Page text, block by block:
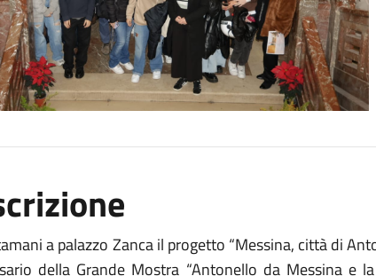
a palazzo Zanca il progetto “Messina, città di
della Grande Mostra “Antonello da Messina e